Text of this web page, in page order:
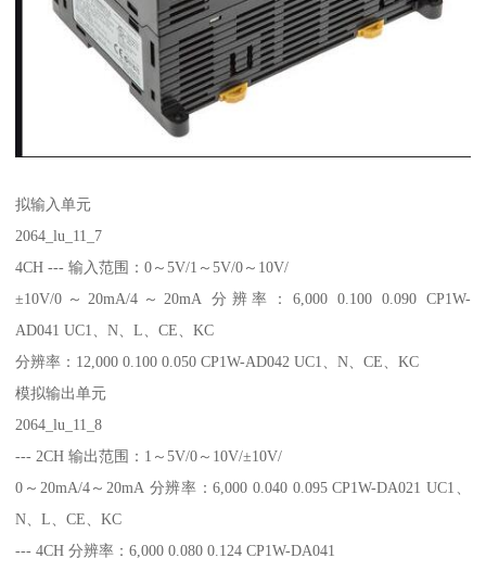
拟输入单元
2064_lu_11_7
4CH --- 输入范围：0～5V/1～5V/0～10V/
±10V/0～20mA/4～20mA 分辨率：6,000 0.100 0.090 CP1W-
AD041 UC1、N、L、CE、KC
分辨率：12,000 0.100 0.050 CP1W-AD042 UC1、N、CE、KC
模拟输出单元
2064_lu_11_8
--- 2CH 输出范围：1～5V/0～10V/±10V/
0～20mA/4～20mA 分辨率：6,000 0.040 0.095 CP1W-DA021 UC1、
N、L、CE、KC
--- 4CH 分辨率：6,000 0.080 0.124 CP1W-DA041